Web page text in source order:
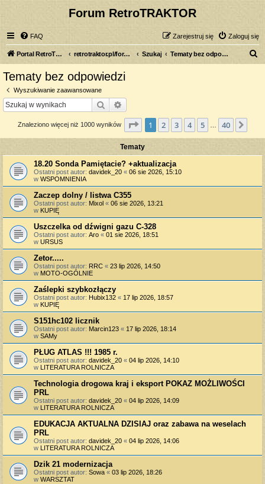
Forum RetroTRAKTOR
FAQ Zaloguj się
Zarejestruj się
Portal RetroTRAKTOR.pl retrotraktor.pl/forum Szukaj Tematy bez odpowiedzi
Tematy bez odpowiedzi
Wyszukiwanie zaawansowane
Szukaj
Znaleziono więcej niż 1000 wyników Strona z40
1 2 3 4 5 40
Tematy
18.20 Sonda Pamiętacie? +aktualizacja
Ostatni post autor: davidek_20 « 06 sie 2026, 15:10
w WSPOMNIENIA
Zaczep dolny / listwa C355
Ostatni post autor: Mixol « 06 sie 2026, 13:21
w KUPIĘ
Uszczelka od dźwigni gazu C-328
Ostatni post autor: Aro « 01 sie 2026, 18:51
w URSUS
Zetor.....
Ostatni post autor: RRC « 23 lip 2026, 14:50
w MOTO-OGÓLNIE
Zaślepki szybkozłączy
Ostatni post autor: Hubix132 « 17 lip 2026, 18:57
w KUPIĘ
S151hc102 licznik
Ostatni post autor: Marcin123 « 17 lip 2026, 18:14
w SAMy
PŁUG ATLAS !!! 1985 r.
Ostatni post autor: davidek_20 « 04 lip 2026, 14:10
w LITERATURA ROLNICZA
Technologia drogowa kraj i eksport POKAZ MOŻLIWOŚCI
PRL
Ostatni post autor: davidek_20 « 04 lip 2026, 14:09
w LITERATURA ROLNICZA
EDUKACJA AKTUALNA DZISIAJ oraz zabawa na weselach
PRL
Ostatni post autor: davidek_20 « 04 lip 2026, 14:06
w LITERATURA ROLNICZA
Dzik 21 modernizacja
Ostatni post autor: Sowa « 03 lip 2026, 18:26
w WARSZTAT